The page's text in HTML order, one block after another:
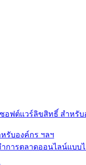
รับองค์กร ฯลฯ